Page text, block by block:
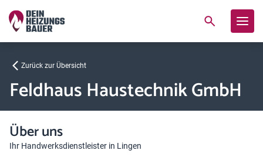
Zurück zur Übersicht
Feldhaus Haustechnik GmbH
Über uns
Ihr Handwerksdienstleister in Lingen